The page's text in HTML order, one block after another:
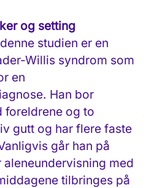
og setting
studien er en
Willis syndrom som
en
Han bor
foreldrene og to
gutt og har flere faste
går han på
med
tilbringes på